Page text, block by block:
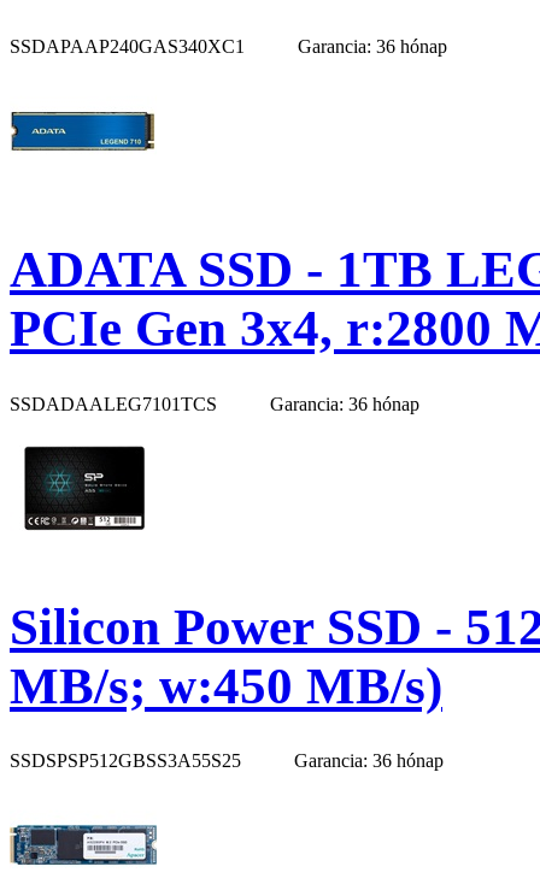
SSDAPAAP240GAS340XC1 Garancia: 36 hónap
ADATA SSD - 1TB
PCIe Gen 3x4, r:2800
SSDADAALEG7101TCS Garancia: 36 hónap
Silicon Power SSD -
MB/s; w:450 MB/s)
SSDSPSP512GBSS3A55S25 Garancia: 36 hónap